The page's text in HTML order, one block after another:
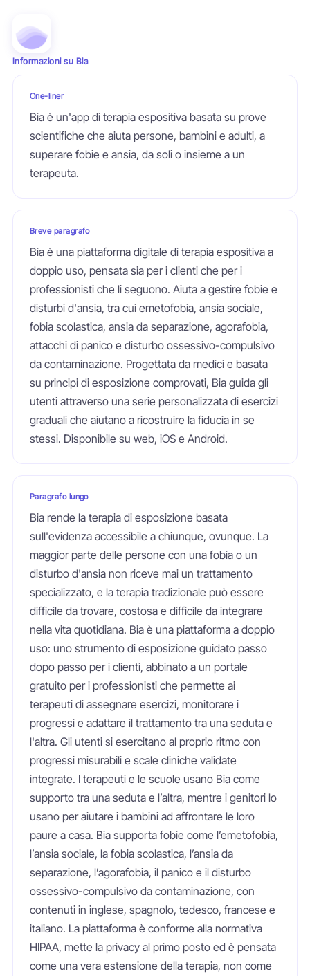
Informazioni su Bia
One-liner
Bia è un'app di terapia espositiva basata su prove
scientifiche che aiuta persone, bambini e adulti, a
superare fobie e ansia, da soli o insieme a un
terapeuta.
Breve paragrafo
Bia è una piattaforma digitale di terapia espositiva a
doppio uso, pensata sia per i clienti che per i
professionisti che li seguono. Aiuta a gestire fobie e
disturbi d'ansia, tra cui emetofobia, ansia sociale,
fobia scolastica, ansia da separazione, agorafobia,
attacchi di panico e disturbo ossessivo-compulsivo
da contaminazione. Progettata da medici e basata
su principi di esposizione comprovati, Bia guida gli
utenti attraverso una serie personalizzata di esercizi
graduali che aiutano a ricostruire la fiducia in se
stessi. Disponibile su web, iOS e Android.
Paragrafo lungo
Bia rende la terapia di esposizione basata
sull'evidenza accessibile a chiunque, ovunque. La
maggior parte delle persone con una fobia o un
disturbo d'ansia non riceve mai un trattamento
specializzato, e la terapia tradizionale può essere
difficile da trovare, costosa e difficile da integrare
nella vita quotidiana. Bia è una piattaforma a doppio
uso: uno strumento di esposizione guidato passo
dopo passo per i clienti, abbinato a un portale
gratuito per i professionisti che permette ai
terapeuti di assegnare esercizi, monitorare i
progressi e adattare il trattamento tra una seduta e
l'altra. Gli utenti si esercitano al proprio ritmo con
progressi misurabili e scale cliniche validate
integrate. I terapeuti e le scuole usano Bia come
supporto tra una seduta e l’altra, mentre i genitori lo
usano per aiutare i bambini ad affrontare le loro
paure a casa. Bia supporta fobie come l’emetofobia,
l’ansia sociale, la fobia scolastica, l’ansia da
separazione, l’agorafobia, il panico e il disturbo
ossessivo-compulsivo da contaminazione, con
contenuti in inglese, spagnolo, tedesco, francese e
italiano. La piattaforma è conforme alla normativa
HIPAA, mette la privacy al primo posto ed è pensata
come una vera estensione della terapia, non come